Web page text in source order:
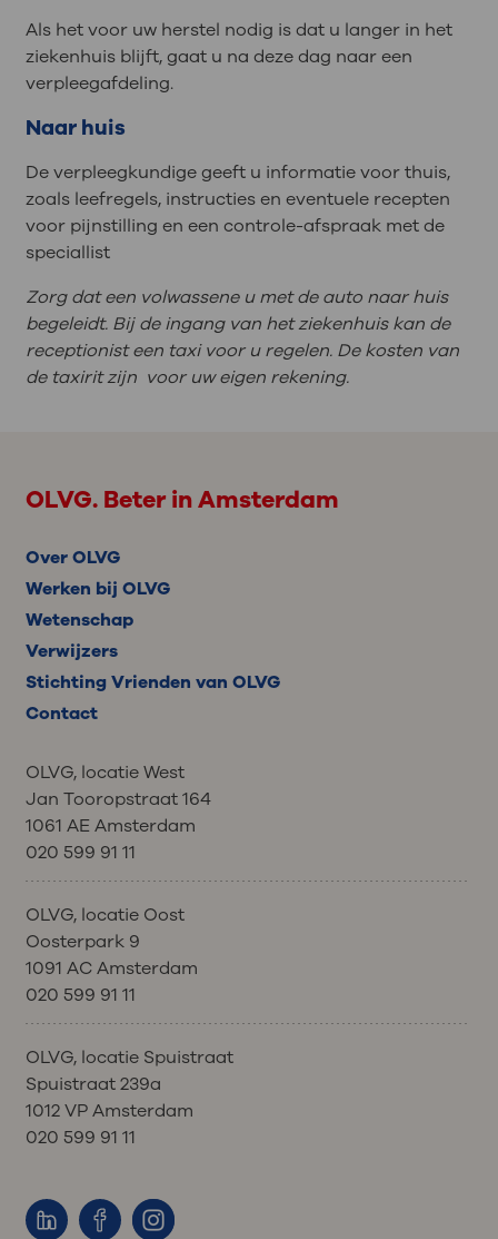
Als het voor uw herstel nodig is dat u langer in het
ziekenhuis blijft, gaat u na deze dag naar een
verpleegafdeling.
Naar huis
De verpleegkundige geeft u informatie voor thuis,
zoals leefregels, instructies en eventuele recepten
voor pijnstilling en een controle-afspraak met de
speciallist
Zorg dat een volwassene u met de auto naar huis
begeleidt. Bij de ingang van het ziekenhuis kan de
receptionist een taxi voor u regelen. De kosten van
de taxirit zijn voor uw eigen rekening.
OLVG. Beter in Amsterdam
Over OLVG
Werken bij OLVG
Wetenschap
Verwijzers
Stichting Vrienden van OLVG
Contact
OLVG, locatie West
Jan Tooropstraat 164
1061 AE Amsterdam
020 599 91 11
OLVG, locatie Oost
Oosterpark 9
1091 AC Amsterdam
020 599 91 11
OLVG, locatie Spuistraat
Spuistraat 239a
1012 VP Amsterdam
020 599 91 11